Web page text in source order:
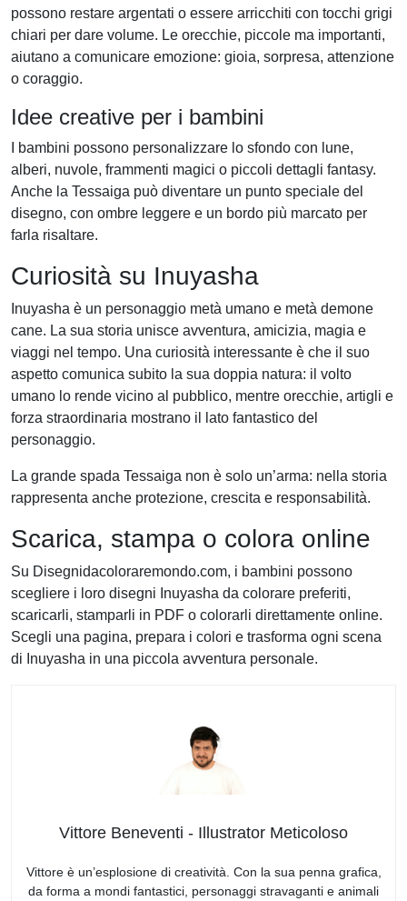
possono restare argentati o essere arricchiti con tocchi grigi
chiari per dare volume. Le orecchie, piccole ma importanti,
aiutano a comunicare emozione: gioia, sorpresa, attenzione
o coraggio.
Idee creative per i bambini
I bambini possono personalizzare lo sfondo con lune,
alberi, nuvole, frammenti magici o piccoli dettagli fantasy.
Anche la Tessaiga può diventare un punto speciale del
disegno, con ombre leggere e un bordo più marcato per
farla risaltare.
Curiosità su Inuyasha
Inuyasha è un personaggio metà umano e metà demone
cane. La sua storia unisce avventura, amicizia, magia e
viaggi nel tempo. Una curiosità interessante è che il suo
aspetto comunica subito la sua doppia natura: il volto
umano lo rende vicino al pubblico, mentre orecchie, artigli e
forza straordinaria mostrano il lato fantastico del
personaggio.
La grande spada Tessaiga non è solo un’arma: nella storia
rappresenta anche protezione, crescita e responsabilità.
Scarica, stampa o colora online
Su Disegnidacoloraremondo.com, i bambini possono
scegliere i loro disegni Inuyasha da colorare preferiti,
scaricarli, stamparli in PDF o colorarli direttamente online.
Scegli una pagina, prepara i colori e trasforma ogni scena
di Inuyasha in una piccola avventura personale.
Vittore Beneventi - Illustrator Meticoloso
Vittore è un’esplosione di creatività. Con la sua penna grafica,
da forma a mondi fantastici, personaggi stravaganti e animali